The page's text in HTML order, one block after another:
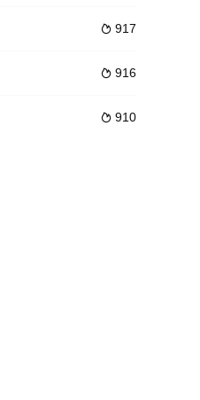
而这一切都是儿子生前安
的深渊，一时之间找不到解决问题
失恋的痛苦，闺蜜米
 917
 916
 910